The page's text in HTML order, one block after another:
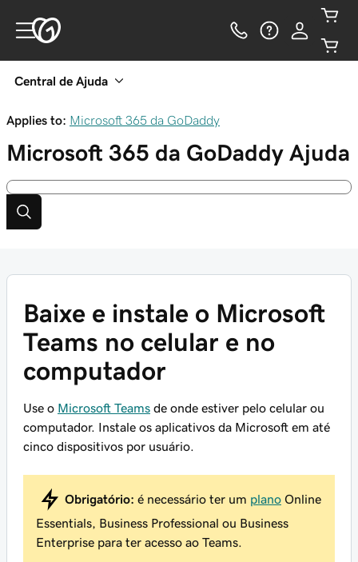
Central de Ajuda
Applies to: Microsoft 365 da GoDaddy
Microsoft 365 da GoDaddy Ajuda
Baixe e instale o Microsoft
Teams no celular e no
computador
Use o Microsoft Teams de onde estiver pelo celular ou
computador. Instale os aplicativos da Microsoft em até
cinco dispositivos por usuário.
Obrigatório: é necessário ter um plano Online
Essentials, Business Professional ou Business
Enterprise para ter acesso ao Teams.